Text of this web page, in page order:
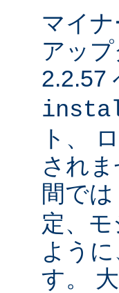
マイ
アッ
2.2.57
ト、
され
間では
定、
よう
す。